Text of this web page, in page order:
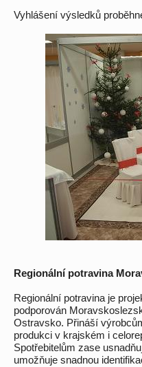
Vyhlášení výsledků
Regionální potravina
Regionální potravina je
podporován
Ostravsko. Přináší
produkci v krajském i
Spotřebitelům zase
umožňuje snadnou